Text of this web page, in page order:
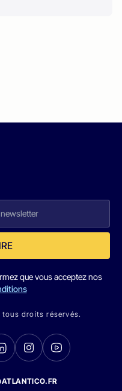
que vous acceptez nos
droits réservés.